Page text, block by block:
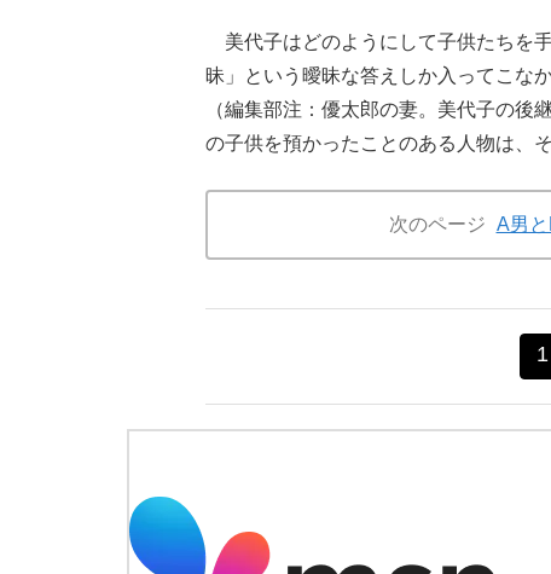
美代子はどのようにして子供たちを
昧」という曖昧な答えしか入ってこな
（編集部注：優太郎の妻。美代子の後
の子供を預かったことのある人物は、
次のページ A男
1